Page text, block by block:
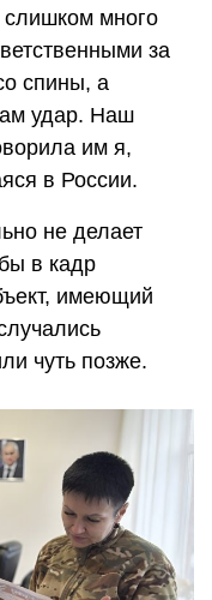
много
за
спины, а
удар. Наш
им я,
в России.
не делает
в кадр
имеющий
чуть позже.